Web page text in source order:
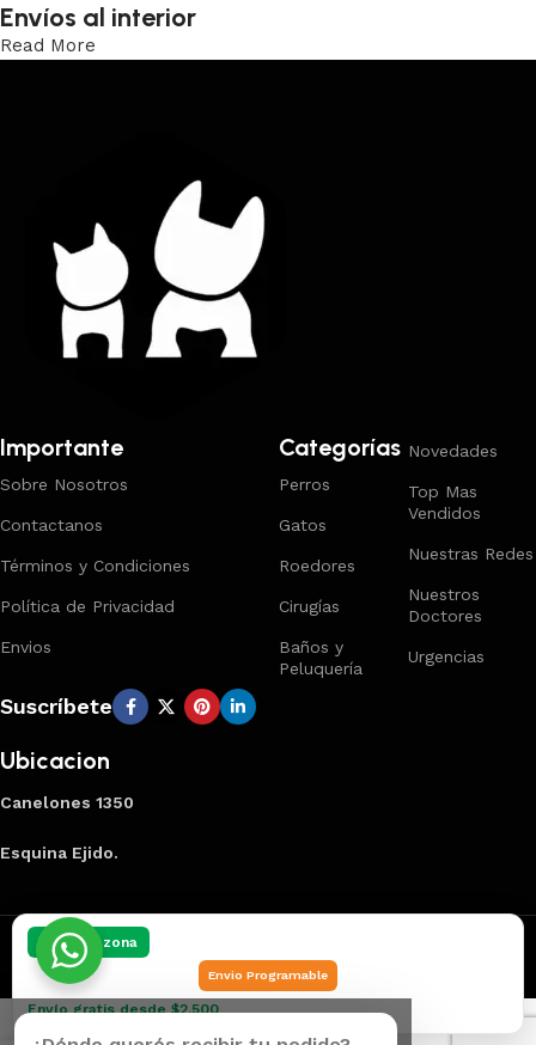
Elegí tu zona
Envio Programable
Envío gratis desde $2.500
Envíos al interior
Read More
Importante
Sobre Nosotros
Contactanos
Términos y Condiciones
Política de Privacidad
Envios
Categorías
Perros
Gatos
Roedores
Cirugías
Baños y
Peluquería
Novedades
Top Mas
Vendidos
Nuestras Redes
Nuestros
Doctores
Urgencias
Suscríbete
Ubicacion
Canelones 1350
Esquina Ejido.
Creado por